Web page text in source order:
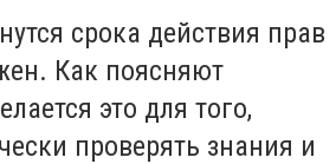
срока действия прав
Как поясняют
это для того,
проверять знания и